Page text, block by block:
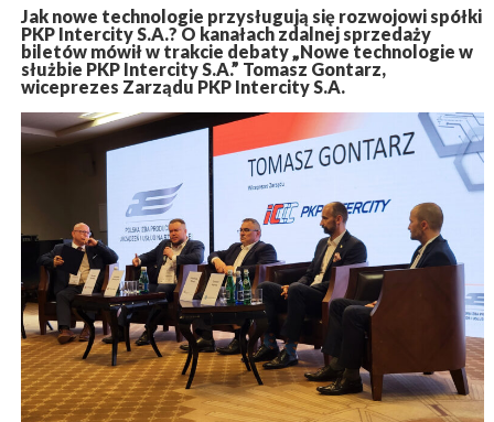
Jak nowe technologie przysługują się rozwojowi spółki
PKP Intercity S.A.? O kanałach zdalnej sprzedaży
biletów mówił w trakcie debaty „Nowe technologie w
służbie PKP Intercity S.A.” Tomasz Gontarz,
wiceprezes Zarządu PKP Intercity S.A.